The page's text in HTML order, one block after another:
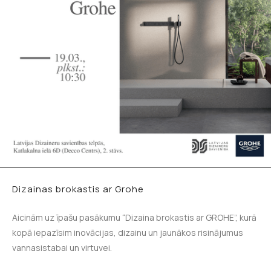
Dizainas brokastis ar Grohe
Aicinām uz īpašu pasākumu “Dizaina brokastis ar GROHE”, kurā
kopā iepazīsim inovācijas, dizainu un jaunākos risinājumus
vannasistabai un virtuvei.